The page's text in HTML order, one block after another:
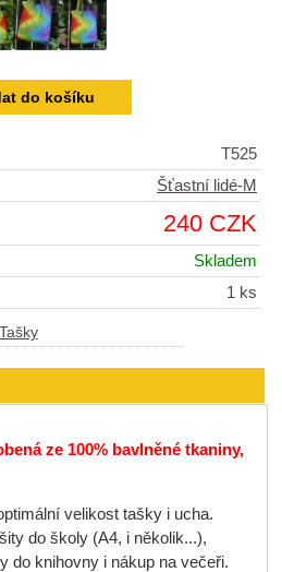
T525
Šťastní lidé-M
240 CZK
Skladem
1 ks
Tašky
ze 100% bavlněné tkaniny,
velikost tašky i ucha.
do školy (A4, i několik...),
do knihovny i nákup na večeři.